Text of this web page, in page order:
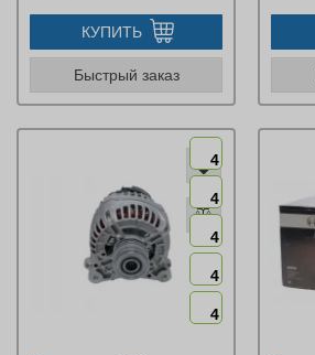
КУПИТЬ
Быстрый заказ
4
4
4
4
4